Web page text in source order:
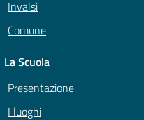
Invalsi
Comune
La Scuola
Presentazione
I luoghi